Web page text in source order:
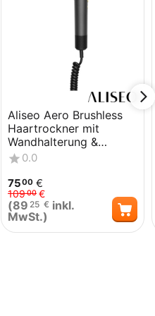
Aliseo Aero Brushless
Haartrockner mit
Wandhalterung &
zusätzlichem Kabel und
Stecker
0.0
7500 €
10900 €
(89 25 € inkl.
MwSt.)